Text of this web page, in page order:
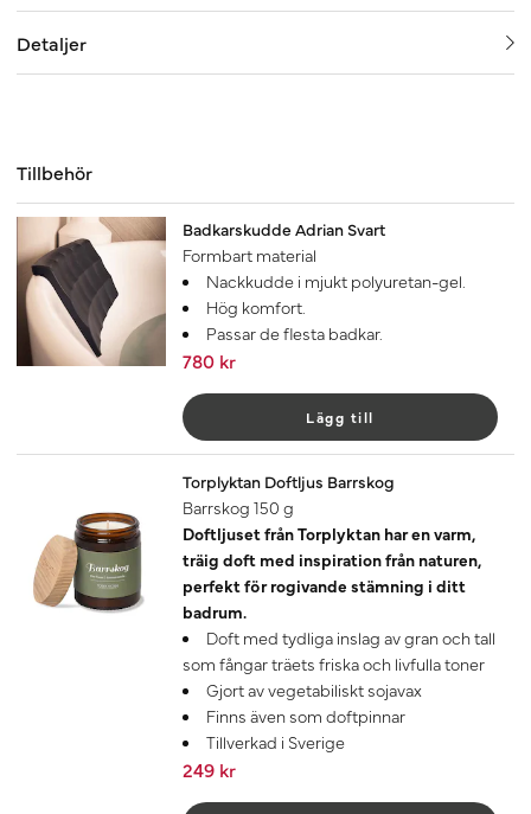
Detaljer
Tillbehör
Badkarskudde Adrian Svart
Formbart material
Nackkudde i mjukt polyuretan-gel.
Hög komfort.
Passar de flesta badkar.
780 kr
Lägg till
Torplyktan Doftljus Barrskog
Barrskog 150 g
Doftljuset från Torplyktan har en varm,
träig doft med inspiration från naturen,
perfekt för rogivande stämning i ditt
badrum.
Doft med tydliga inslag av gran och tall
som fångar träets friska och livfulla toner
Gjort av vegetabiliskt sojavax
Finns även som doftpinnar
Tillverkad i Sverige
249 kr